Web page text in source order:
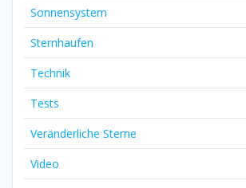
Sonnensystem
Sternhaufen
Technik
Tests
Veränderliche Sterne
Video